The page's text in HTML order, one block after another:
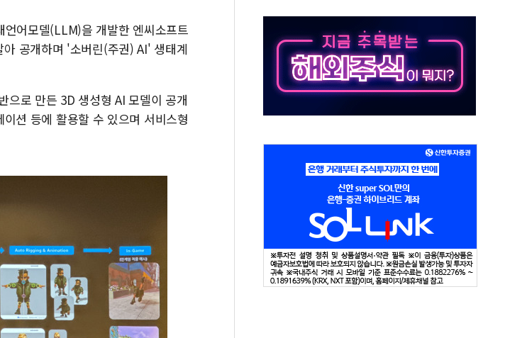
연일 폭염에 온열질환 사망 23명…정부, 비상대응기구 가동
中 전방위 아파트 부양, 수도 베이징도 부동산 규제 철폐
인제 용대리 계곡서 수위 상승으로 피서객 7명 고립…전원 구조
동해시, 11~14일 '별똥별 멍' 운영…페르세우스 유성우 관측
어모델(LLM)을 개발한 엔씨소프트
공개하며 '소버린(주권) AI' 생태계
으로 만든 3D 생성형 AI 모델이 공개
션 등에 활용할 수 있으며 서비스형